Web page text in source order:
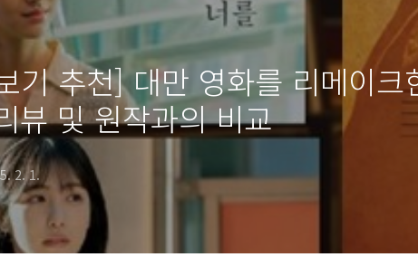
기 추천] 대만 영화를 리메이
뷰 및 원작과의 비교
2. 1.